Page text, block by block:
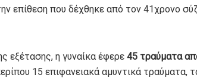
επίθεση που δέχθηκε από τον 41χρονο
εξέτασης, η γυναίκα έφερε 45 τραύματα
15 επιφανειακά αμυντικά τραύματα,